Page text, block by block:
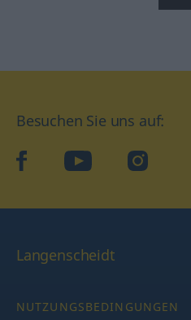
Besuchen Sie uns auf:
facebookYouTube Instagram
Langenscheidt
NUTZUNGSBEDINGUNGEN